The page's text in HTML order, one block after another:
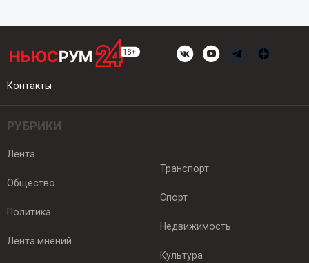
Контакты
РУБРИКИ
Лента
Общество
Политика
Лента мнений
Транспорт
Спорт
Недвижимость
Культура